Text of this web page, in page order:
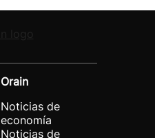
Orain
Noticias de
economía
Noticias de